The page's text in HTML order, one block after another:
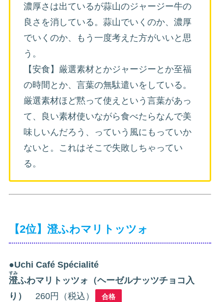
濃厚さは出ているが蒜山のジャージー牛の
良さを消している。蒜山でいくのか、濃厚
でいくのか、もう一度考えた方がいいと思
う。
【安食】厳選素材とかジャージーとか至福
の時間とか、言葉の無駄遣いをしている。
厳選素材ほど黙って使えという言葉があっ
て、良い素材使いながら食べたらなんで美
味しいんだろう、っていう風にもっていか
ないと。これはそこで失敗しちゃってい
る。
【2位】澄ふわマリトッツォ
●Uchi Café Spécialité
澄
すみ
ふわマリトッツォ（ヘーゼルナッツチョコ入
り）
260円（税込） 合格